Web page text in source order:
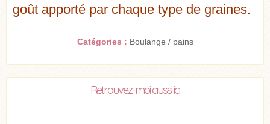
goût apporté par chaque type de graines.
Catégories : Boulange / pains
Retrouvez-moi aussi ici